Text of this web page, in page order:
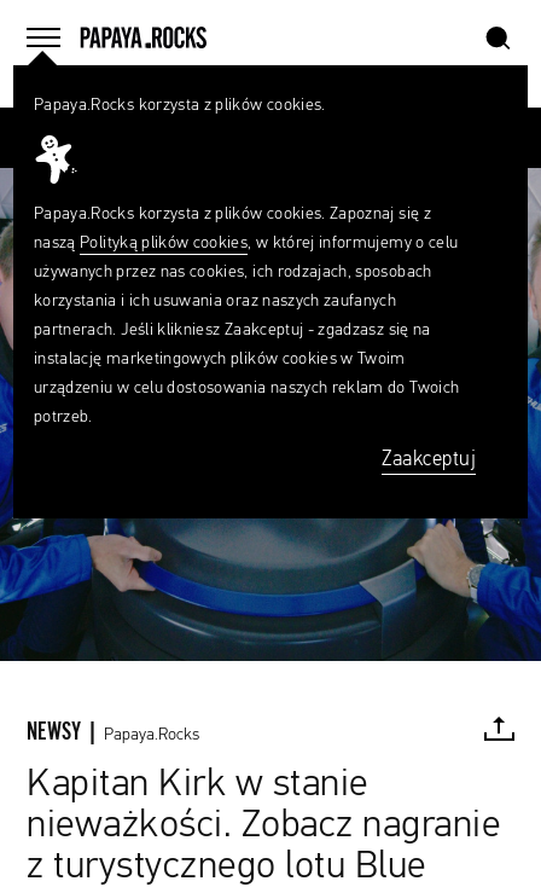
menu
home szukaj
NEWSY | Papaya.Rocks
Kapitan Kirk w stanie
nieważkości. Zobacz nagranie
z turystycznego lotu Blue
FACEBOOK TWITTER PINTEREST
Papaya.Rocks korzysta z plików cookies.
Papaya.Rocks korzysta z plików cookies. Zapoznaj się z
naszą Polityką plików cookies, w której informujemy o celu
używanych przez nas cookies, ich rodzajach, sposobach
korzystania i ich usuwania oraz naszych zaufanych
partnerach. Jeśli klikniesz Zaakceptuj - zgadzasz się na
instalację marketingowych plików cookies w Twoim
urządzeniu w celu dostosowania naszych reklam do Twoich
potrzeb.
Zaakceptuj
Czego
szukasz?